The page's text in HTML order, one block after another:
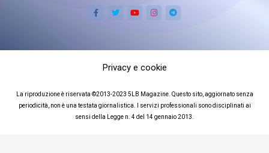
La riproduzione è riservata ©2013-2023 5LB Magazine. Questo sito, aggiornato senza
periodicità, non è una testata giornalistica. I servizi professionali sono disciplinati ai
sensi della Legge n. 4 del 14 gennaio 2013.
Privacy e cookie